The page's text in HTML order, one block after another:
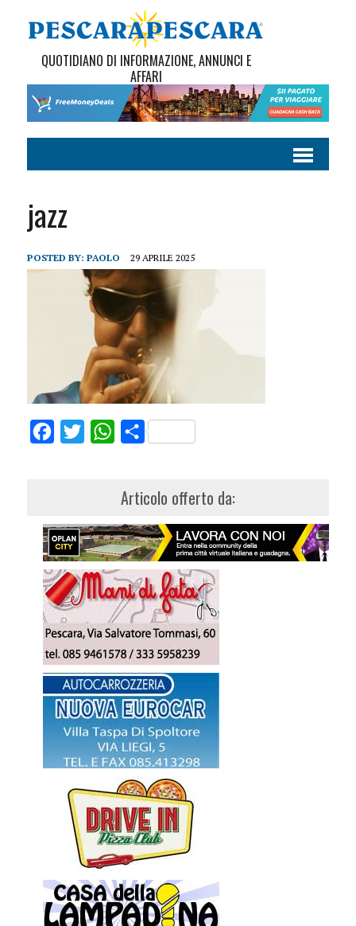
QUOTIDIANO DI INFORMAZIONE, ANNUNCI E
AFFARI
jazz
POSTED BY: PAOLO 29 APRILE 2025
FacebookTwitterWhatsApp
Share
Articolo offerto da: